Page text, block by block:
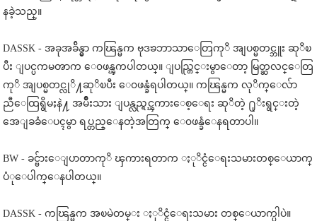
နခဲ့သည္။
DASSK - အခုအခ်ိန္မွာ ကၽြန္မက ဗုဒၶဘာသာေတြကုိ အျပစ္မတင္ဘူး ဆုိၿ
ပီး ျပင္ပကမၻာက ေ၀ဖန္ၾကပါတယ္။ ျပည္တြင္းမွာေတာ့ မြတ္ဆလင္ေတြ
ကုိ အျပစ္မတင္လုိ႔ဆုိၿပီး ေ၀ဖန္ခံရပါတယ္။ ကၽြန္မက လုိက္ေလ်ာ
ညီေထြရွိမႈနဲ႔ အမ်ဳိးသား ျပန္လည္ရင္ၾကားေစ့ေရး ဆုိတဲ့ ႐ုိးရွင္းတဲ့
အေျခခံေပၚမွာ ရပ္တည္ေနတဲ့အတြက္ ေ၀ဖန္ခံေနရတာပါ။
BW - ခင္ဗ်ားေျပာတာကုိ ၾကားရတာက ႏုိင္ငံေရးသမားတစ္ေယာက္
ပံုေပါက္ေနပါတယ္။
DASSK - ကၽြန္မက အၿမဲတမ္း ႏုိင္ငံေရးသမား တစ္ေယာက္ပါပဲ။